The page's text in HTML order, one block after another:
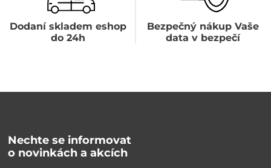
Dodaní skladem eshop
do 24h
Bezpečný nákup Vaše
data v bezpečí
Nechte se informovat
o novinkách a akcích